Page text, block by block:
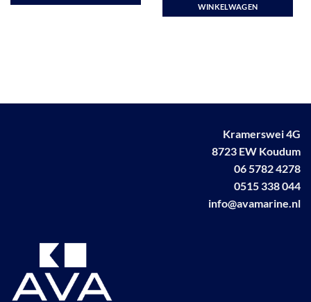
WINKELWAGEN
Kramerswei 4G
8723 EW Koudum
06 5782 4278
0515 338 044
info@avamarine.nl